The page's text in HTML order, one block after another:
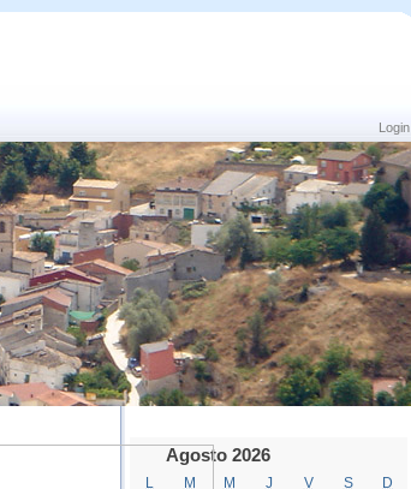
Login
Agosto 2026
M M J V S
D